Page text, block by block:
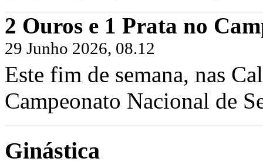
2 Ouros e 1 Prata no
29 Junho 2026, 08.12
Este fim de semana, nas
Campeonato Nacional de
Ginástica